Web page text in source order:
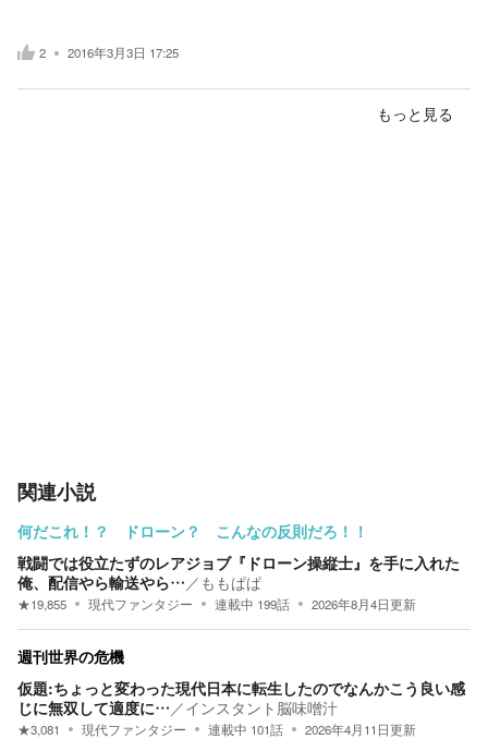
2 2016年3月3日 17:25
もっと見る
関連小説
何だこれ！？ ドローン？ こんなの反則だろ！！
戦闘では役立たずのレアジョブ『ドローン操縦士』を手に入れた
俺、配信やら輸送やら… ／ ももぱぱ
★19,855 現代ファンタジー 連載中 199話 2026年8月4日更新
週刊世界の危機
仮題:ちょっと変わった現代日本に転生したのでなんかこう良い感
じに無双して適度に… ／インスタント脳味噌汁
★3,081 現代ファンタジー 連載中 101話 2026年4月11日更新